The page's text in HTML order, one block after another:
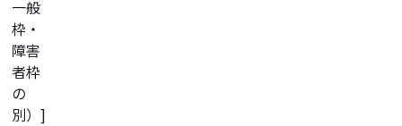
一般
枠・
障害
者枠
の
別）]